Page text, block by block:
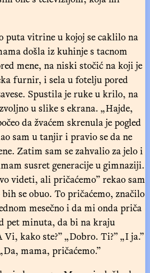
puta vitrine u kojoj se caklilo na
došla iz kuhinje s tacnom
mene, na niski stočić na koji je
furnir, i sela u fotelju pored
Spustila je ruke u krilo, na
u slike s ekrana. „Hajde,
da žvaćem skrenula je pogled
sam u tanjir i pravio se da ne
Zatim sam se zahvalio za jelo i
susret generacije u gimnaziji.
videti, ali pričaćemo” rekao sam
se obuo. To pričaćemo, značilo
mesečno i da mi onda priča
pet minuta, da bi na kraju
kako ste?” „Dobro. Ti?” „I ja.”
mama, pričaćemo.”